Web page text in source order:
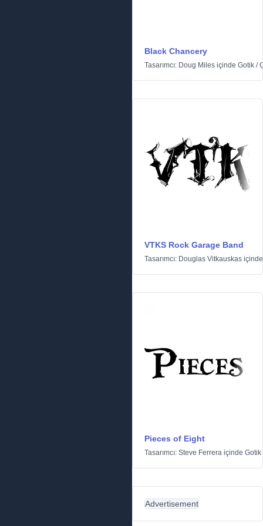
Black Chancery
Tasarımcı: Doug Miles içinde Gotik /
VTKS Rock Garage Band
Tasarımcı: Douglas Vitkauskas
Pieces of Eight
Tasarımcı: Steve Ferrera içinde Gotik
Advertisement